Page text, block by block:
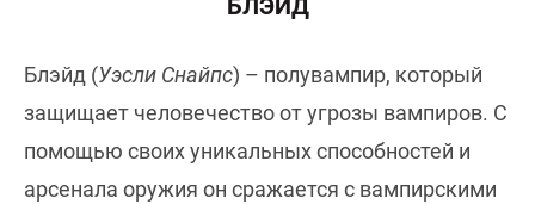
БЛЭЙД
Блэйд (Уэсли Снайпс) – полувампир, который
защищает человечество от угрозы вампиров. С
помощью своих уникальных способностей и
арсенала оружия он сражается с вампирскими